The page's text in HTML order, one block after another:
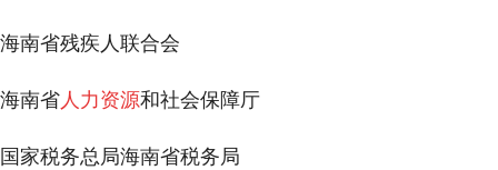
海南省残疾人联合会
海南省人力资源和社会保障厅
国家税务总局海南省税务局